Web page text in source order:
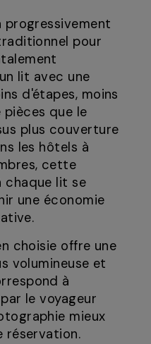
pour
lit avec une
d'étapes, moins
que le
plus couverture
les hôtels à
cette
chaque lit se
une économie
choisie offre une
volumineuse et
à
le voyageur
mieux
réservation.